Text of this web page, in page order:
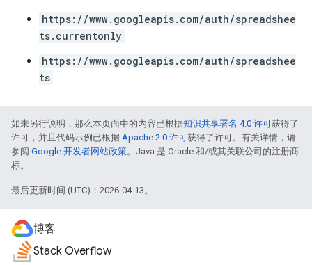
https://www.googleapis.com/auth/spreadshee
ts.currentonly
https://www.googleapis.com/auth/spreadshee
ts
如未另行说明，那么本页面中的内容已根据知识共享署名 4.0 许可获得了
许可，并且代码示例已根据 Apache 2.0 许可获得了许可。有关详情，请
参阅 Google 开发者网站政策。Java 是 Oracle 和/或其关联公司的注册商
标。
最后更新时间 (UTC)：2026-04-13。
博客
Stack Overflow